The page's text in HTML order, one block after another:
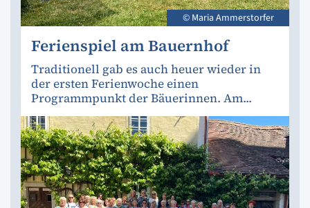
© Maria Ammerstorfer
Ferienspiel am Bauernhof
Traditionell gab es auch heuer wieder in
der ersten Ferienwoche einen
Programmpunkt der Bäuerinnen. Am...